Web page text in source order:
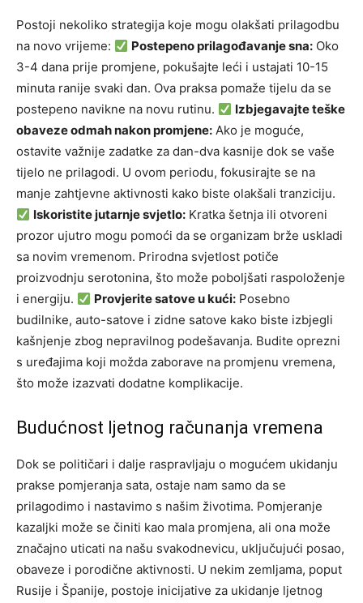
Postoji nekoliko strategija koje mogu olakšati prilagodbu
na novo vrijeme:
Postepeno prilagođavanje sna: Oko
3-4 dana prije promjene, pokušajte leći i ustajati 10-15
minuta ranije svaki dan. Ova praksa pomaže tijelu da se
postepeno navikne na novu rutinu.
Izbjegavajte teške
obaveze odmah nakon promjene: Ako je moguće,
ostavite važnije zadatke za dan-dva kasnije dok se vaše
tijelo ne prilagodi. U ovom periodu, fokusirajte se na
manje zahtjevne aktivnosti kako biste olakšali tranziciju.
Iskoristite jutarnje svjetlo: Kratka šetnja ili otvoreni
prozor ujutro mogu pomoći da se organizam brže uskladi
sa novim vremenom. Prirodna svjetlost potiče
proizvodnju serotonina, što može poboljšati raspoloženje
i energiju.
Provjerite satove u kući: Posebno
budilnike, auto-satove i zidne satove kako biste izbjegli
kašnjenje zbog nepravilnog podešavanja. Budite oprezni
s uređajima koji možda zaborave na promjenu vremena,
što može izazvati dodatne komplikacije.
Budućnost ljetnog računanja vremena
Dok se političari i dalje raspravljaju o mogućem ukidanju
prakse pomjeranja sata, ostaje nam samo da se
prilagodimo i nastavimo s našim životima. Pomjeranje
kazaljki može se činiti kao mala promjena, ali ona može
značajno uticati na našu svakodnevicu, uključujući posao,
obaveze i porodične aktivnosti. U nekim zemljama, poput
Rusije i Španije, postoje inicijative za ukidanje ljetnog